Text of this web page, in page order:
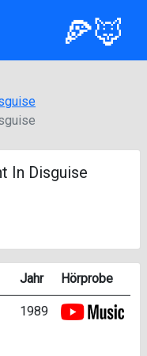
🍕🦊
In Disguise
Jahr Hörprobe
1989